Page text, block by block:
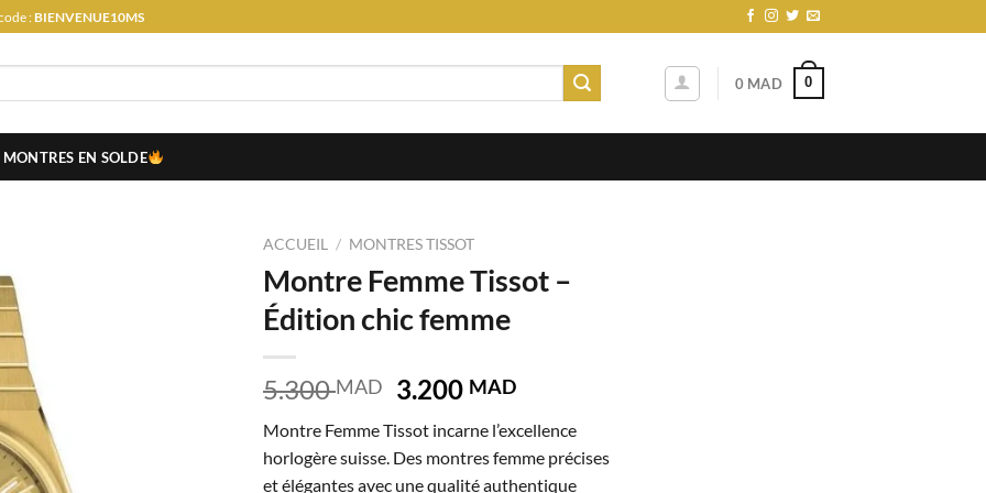
:BIENVENUE10MS
0 MAD 0
MONTRES EN SOLDE
ACCUEIL / MONTRES TISSOT
Montre Femme Tissot –
Édition chic femme
5.300MAD
Le
initial
était :
3.200 MADLe
actuel
est :
Montre Femme Tissot incarne l’excellence
horlogère suisse. Des montres femme précises
et élégantes avec une qualité authentique